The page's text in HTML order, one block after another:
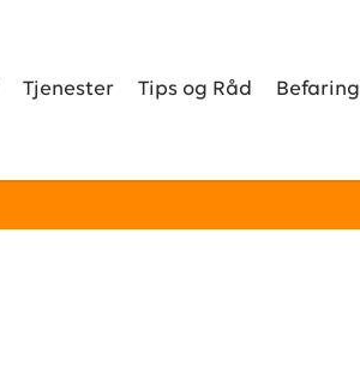
Tjenester Tips og Råd Befaring